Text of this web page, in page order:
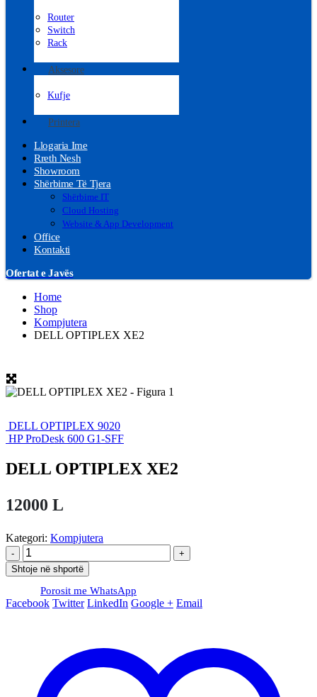
Router
Switch
Rack
Aksesore
Kufje
Printera
Llogaria Ime
Rreth Nesh
Showroom
Shërbime Të Tjera
Shërbime IT
Cloud Hosting
Website & App Development
Office
Kontakti
Ofertat e Javës
Home
Shop
Kompjutera
DELL OPTIPLEX XE2
DELL OPTIPLEX 9020
HP ProDesk 600 G1-SFF
DELL OPTIPLEX XE2
12000 L
Kategori: Kompjutera
-
+
Shtoje në shportë
Porosit me WhatsApp
Facebook Twitter LinkedIn Google + Email